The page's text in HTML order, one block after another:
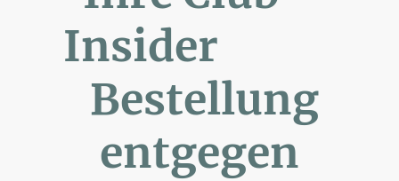
Insider
Bestellung
entgegen